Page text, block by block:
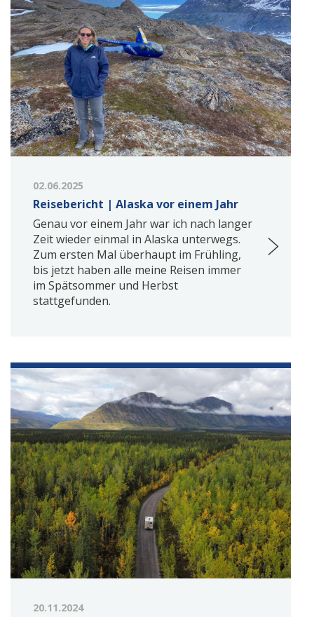
02.06.2025
Reisebericht | Alaska vor einem Jahr
Genau vor einem Jahr war ich nach langer
Zeit wieder einmal in Alaska unterwegs.
Zum ersten Mal überhaupt im Frühling,
bis jetzt haben alle meine Reisen immer
im Spätsommer und Herbst
stattgefunden.
20.11.2024